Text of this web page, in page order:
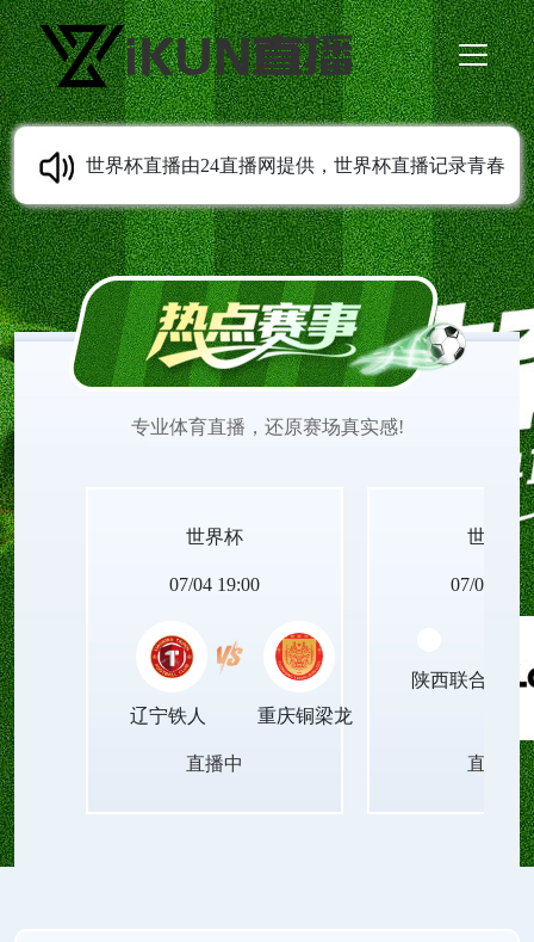
世界杯直播由24直播网提供，世界杯直播记录青春
成长轨迹，从校园到职场，世界杯直播观看陪伴每
一代人留住足球相关的美好回忆。世界杯在线直播
每一次观赛瞬间，都能被清晰珍藏，成为岁月里温
暖的印记！
专业体育直播，还原赛场真实感!
世界杯
07/04 19:00
辽宁铁人 重庆铜梁龙
直播中
世界杯
07/04
陕西联合月亮
直播中